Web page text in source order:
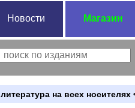
Новости Магазин
литература на всех носителях